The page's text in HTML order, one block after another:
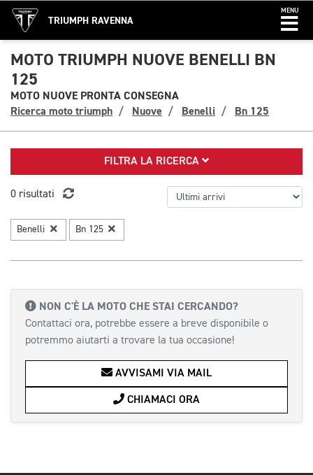
TRIUMPH RAVENNA
MENU
MOTO TRIUMPH NUOVE BENELLI BN
125
MOTO NUOVE PRONTA CONSEGNA
Ricerca moto triumph
Nuove Benelli Bn 125
FILTRA LA RICERCA
0 risultati
Benelli Bn 125
NON C'È LA MOTO CHE STAI CERCANDO?
Contattaci ora, potrebbe essere a breve disponibile o
potremmo aiutarti a trovare la tua occasione!
AVVISAMI VIA MAIL
CHIAMACI ORA